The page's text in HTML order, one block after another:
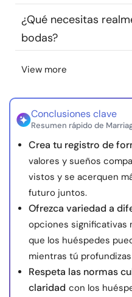
Idioma
nosotros
© Copyright 2026.
¿Qué necesitas
bodas?
View more
Conclusiones clave
Resumen rápido de
Crea tu registro de
valores y sueños
vistos y se acerquen
futuro juntos.
Ofrezca variedad a
opciones significativas
que los huéspedes
mientras tú
Respeta las normas
claridad con los